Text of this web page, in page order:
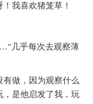
我喜欢猪笼草！
几乎每次去观察薄
做，因为观察什么
，是他启发了我，玩